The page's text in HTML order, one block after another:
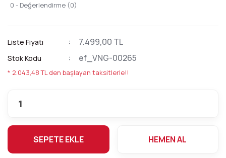
0 - Değerlendirme (0)
Liste Fiyatı 7.499,00 TL
Stok Kodu ef_VNG-00265
* 2.043,48 TL den başlayan taksitlerle!!
SEPETE EKLE HEMEN AL